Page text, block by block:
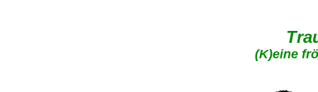
(K)eine